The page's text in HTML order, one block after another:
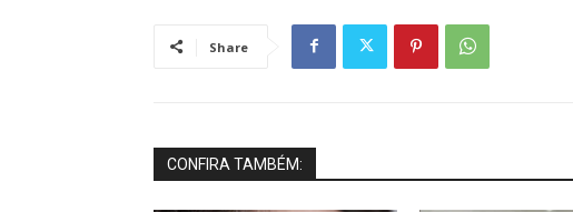
Share
CONFIRA TAMBÉM: